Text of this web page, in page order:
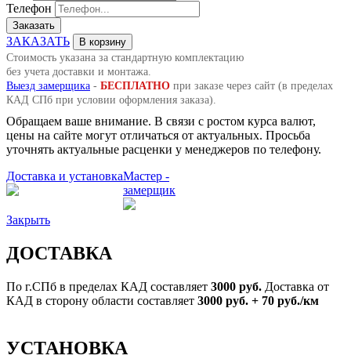
Телефон
Заказать
ЗАКАЗАТЬ
В корзину
Стоимость указана за стандартную комплектацию
без учета доставки и монтажа.
Выезд замерщика - БЕСПЛАТНО при заказе через сайт (в пределах
КАД СПб при условии оформления заказа).
Обращаем ваше внимание. В связи с ростом курса валют,
цены на сайте могут отличаться от актуальных. Просьба
уточнять актуальные расценки у менеджеров по телефону.
Доставка и установкаМастер -
замерщик
Закрыть
ДОСТАВКА
По г.СПб в пределах КАД составляет 3000 руб. Доставка от
КАД в сторону области составляет 3000 руб. + 70 руб./км
УСТАНОВКА